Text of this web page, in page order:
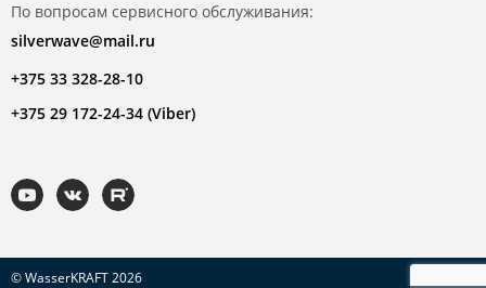
По вопросам сервисного обслуживания:
silverwave@mail.ru
+375 33 328-28-10
+375 29 172-24-34 (Viber)
© WasserKRAFT 2026